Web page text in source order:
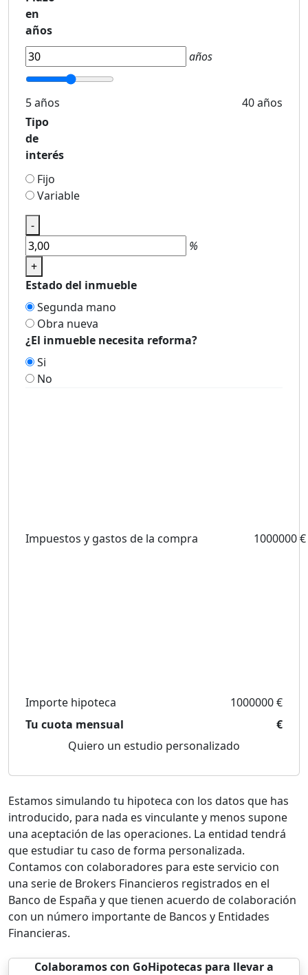
en
años
años
5 años
40 años
Tipo
de
interés
Fijo
Variable
-
%
+
Estado del inmueble
Segunda mano
Obra nueva
¿El inmueble necesita reforma?
Si
No
Impuestos y gastos de la compra 1000000 €
Importe hipoteca
1000000 €
Tu cuota mensual
€
Quiero un estudio personalizado
Estamos simulando tu hipoteca con los datos que has
introducido, para nada es vinculante y menos supone
una aceptación de las operaciones. La entidad tendrá
que estudiar tu caso de forma personalizada.
Contamos con colaboradores para este servicio con
una serie de Brokers Financieros registrados en el
Banco de España y que tienen acuerdo de colaboración
con un número importante de Bancos y Entidades
Financieras.
Colaboramos con GoHipotecas para llevar a